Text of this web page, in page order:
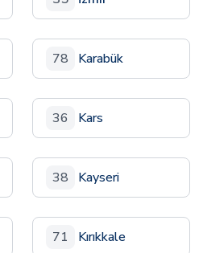
78 Karabük
36 Kars
38 Kayseri
71 Kırıkkale